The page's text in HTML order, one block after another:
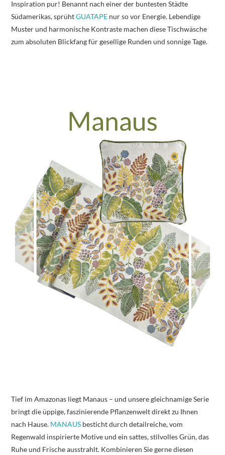
Inspiration pur! Benannt nach einer der buntesten Städte
Südamerikas, sprühtGUATAPE nur so vor Energie. Lebendige
Muster und harmonische Kontraste machen diese Tischwäsche
zum absoluten Blickfang für gesellige Runden und sonnige Tage.
Tief im Amazonas liegt Manaus – und unsere gleichnamige Serie
bringt die üppige, faszinierende Pflanzenwelt direkt zu Ihnen
nach Hause. MANAUS besticht durch detailreiche, vom
Regenwald inspirierte Motive und ein sattes, stilvolles Grün, das
Ruhe und Frische ausstrahlt. Kombinieren Sie gerne diesen